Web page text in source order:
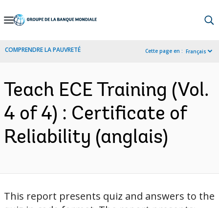
Skip
Navigation
COMPRENDRE LA PAUVRETÉ Cette page en : Français
Teach ECE Training (Vol.
4 of 4) : Certificate of
Reliability (anglais)
This report presents quiz and answers to the